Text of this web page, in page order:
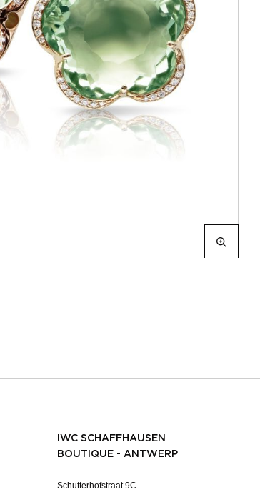
IWC SCHAFFHAUSEN
BOUTIQUE - ANTWERP
Schutterhofstraat 9C